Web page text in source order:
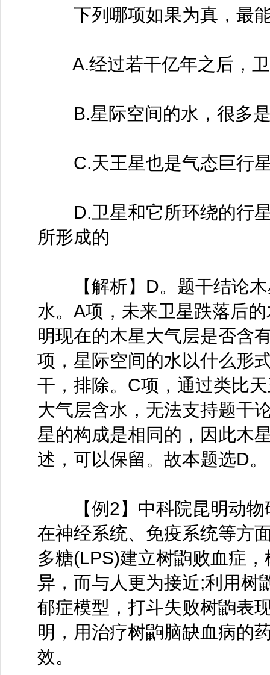
下列哪项如果为真，最能
A.经过若干亿年之后，卫
B.星际空间的水，很多是
C.天王星也是气态巨行星
D.卫星和它所环绕的行星
所形成的
【解析】D。题干结论木
水。A项，未来卫星跌落后
明现在的木星大气层是否含
项，星际空间的水以什么形
干，排除。C项，通过类比
大气层含水，无法支持题干
星的构成是相同的，因此木
述，可以保留。故本题选D。
【例2】中科院昆明动物
在神经系统、免疫系统等方
多糖(LPS)建立树鼩败血症
异，而与人更为接近;利用树
郁症模型，打斗失败树鼩表
明，用治疗树鼩脑缺血病的
效。